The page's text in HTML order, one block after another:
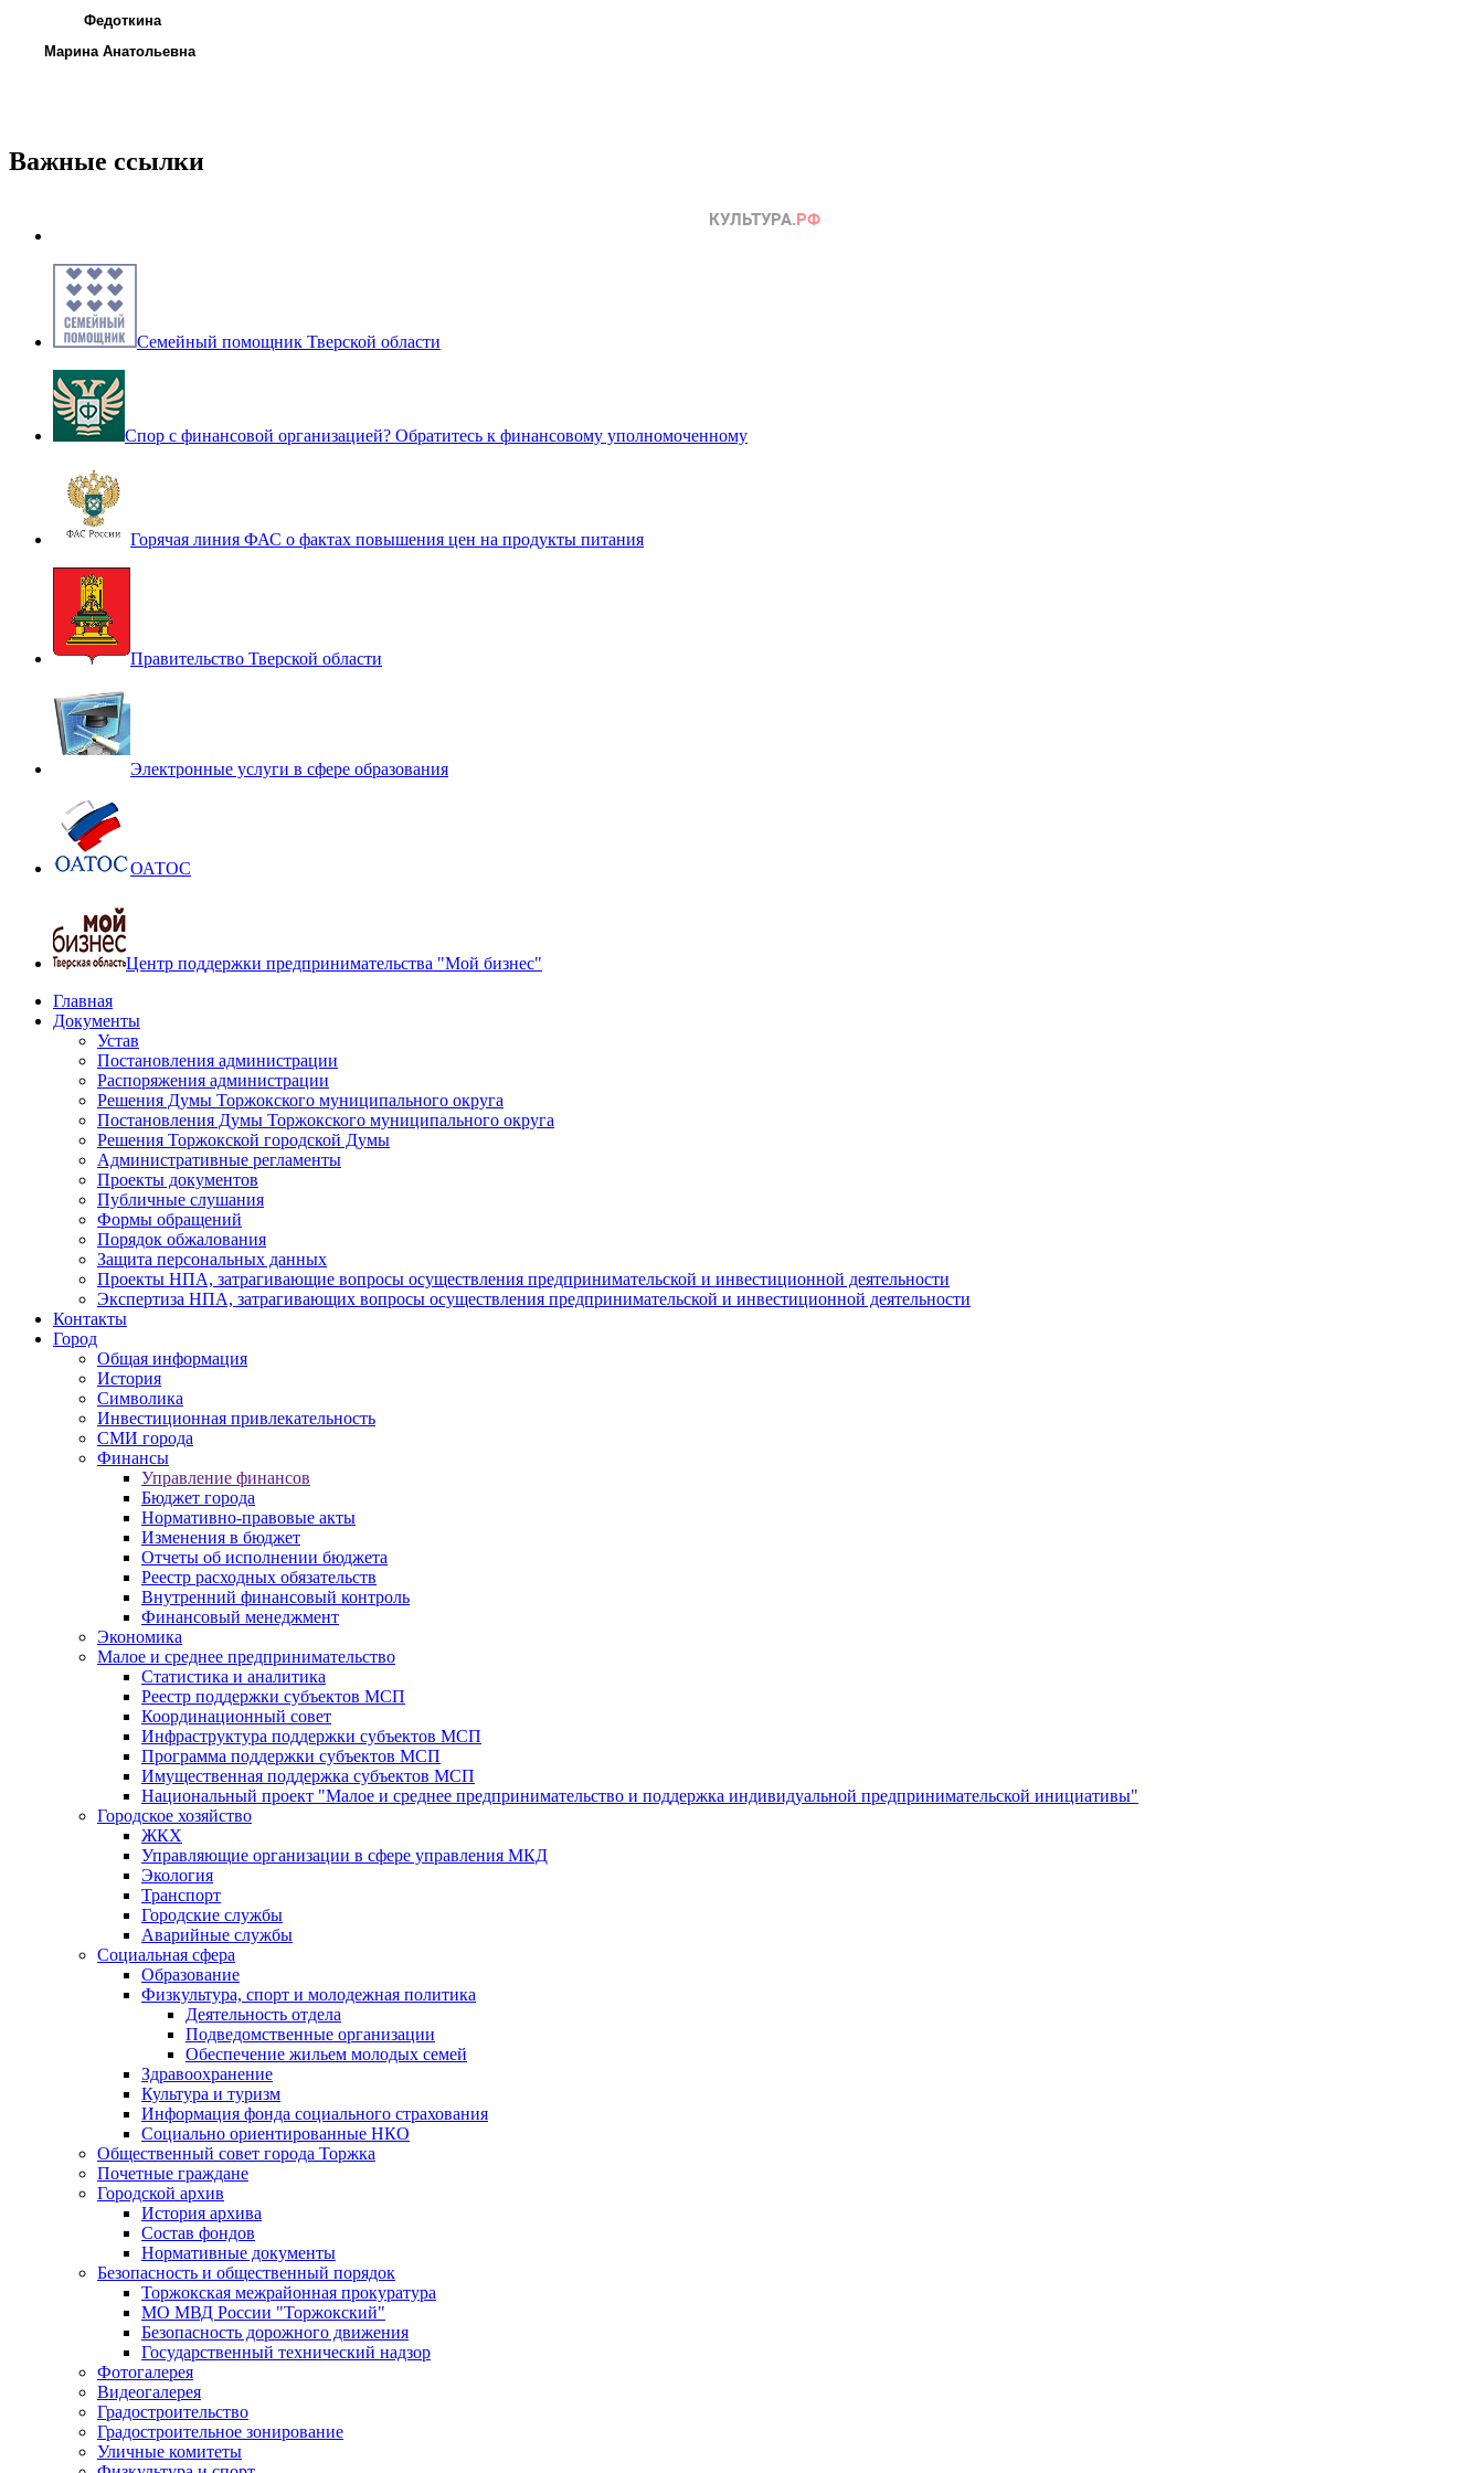
Федоткина
Марина Анатольевна
Важные ссылки
Семейный помощник Тверской области
Спор с финансовой организацией? Обратитесь к финансовому уполномоченному
Горячая линия ФАС о фактах повышения цен на продукты питания
Правительство Тверской области
Электронные услуги в сфере образования
ОАТОС
Центр поддержки предпринимательства "Мой бизнес"
Главная
Документы
Устав
Постановления администрации
Распоряжения администрации
Решения Думы Торжокского муниципального округа
Постановления Думы Торжокского муниципального округа
Решения Торжокской городской Думы
Административные регламенты
Проекты документов
Публичные слушания
Формы обращений
Порядок обжалования
Защита персональных данных
Проекты НПА, затрагивающие вопросы осуществления предпринимательской и инвестиционной деятельности
Экспертиза НПА, затрагивающих вопросы осуществления предпринимательской и инвестиционной деятельности
Контакты
Город
Общая информация
История
Символика
Инвестиционная привлекательность
СМИ города
Финансы
Управление финансов
Бюджет города
Нормативно-правовые акты
Изменения в бюджет
Отчеты об исполнении бюджета
Реестр расходных обязательств
Внутренний финансовый контроль
Финансовый менеджмент
Экономика
Малое и среднее предпринимательство
Статистика и аналитика
Реестр поддержки субъектов МСП
Координационный совет
Инфраструктура поддержки субъектов МСП
Программа поддержки субъектов МСП
Имущественная поддержка субъектов МСП
Национальный проект "Малое и среднее предпринимательство и поддержка индивидуальной предпринимательской инициативы"
Городское хозяйство
ЖКХ
Управляющие организации в сфере управления МКД
Экология
Транспорт
Городские службы
Аварийные службы
Социальная сфера
Образование
Физкультура, спорт и молодежная политика
Деятельность отдела
Подведомственные организации
Обеспечение жильем молодых семей
Здравоохранение
Культура и туризм
Информация фонда социального страхования
Социально ориентированные НКО
Общественный совет города Торжка
Почетные граждане
Городской архив
История архива
Состав фондов
Нормативные документы
Безопасность и общественный порядок
Торжокская межрайонная прокуратура
МО МВД России "Торжокский"
Безопасность дорожного движения
Государственный технический надзор
Фотогалерея
Видеогалерея
Градостроительство
Градостроительное зонирование
Уличные комитеты